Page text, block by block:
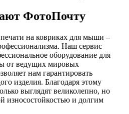
ФотоПочту
на ковриках для мыши –
Наш сервис
оборудование для
от ведущих мировых
нам гарантировать
изделия. Благодаря этому
выглядят великолепно, но
износостойкостью и долгим